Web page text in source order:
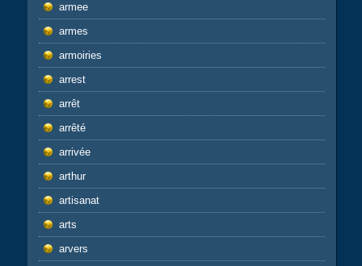
armee
armes
armoiries
arrest
arrêt
arrêté
arrivée
arthur
artisanat
arts
arvers